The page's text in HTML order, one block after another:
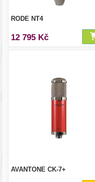
RODE NT4
12 795 Kč
AVANTONE CK-7+